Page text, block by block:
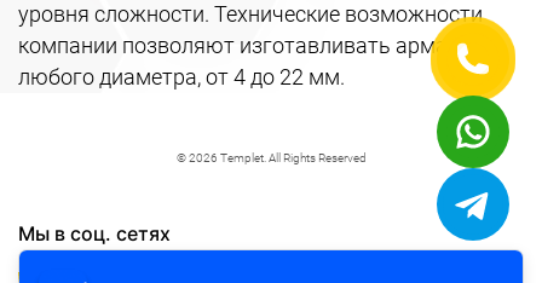
уровня сложности. Технические возможности
компании позволяют изготавливать арматуру
любого диаметра, от 4 до 22 мм.
© 2026 Templet. All Rights Reserved
Мы в соц. сетях